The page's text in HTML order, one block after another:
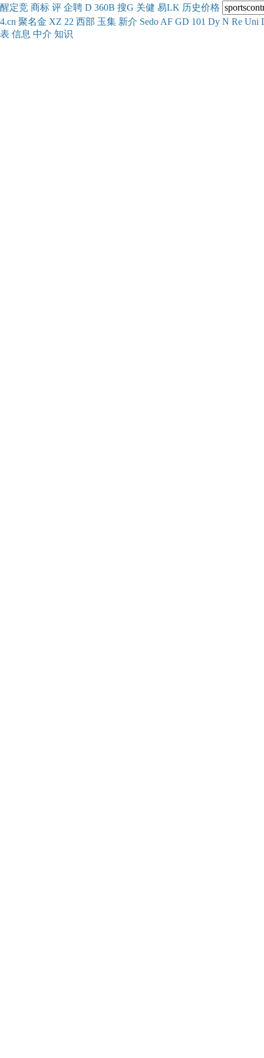
醒定竞 商标 评 企聘 D 360B 搜G 关健 易LK 历史价格
4.cn 聚名金 XZ 22 西部 玉集 新介 Sedo AF GD 101 Dy N Re Uni
表 信息 中介 知识